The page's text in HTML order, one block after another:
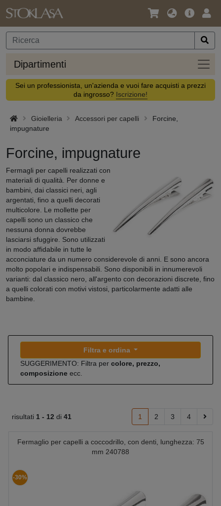
Lingua
Valuta
Offerta
Dipartimenti
Sei un professionista, un'azienda e vuoi fare acquisti a prezzi
da ingrosso? Iscrizione!
Gioielleria Accessori per capelli
Forcine,
impugnature
Forcine, impugnature
Fermagli per capelli realizzati con
materiali di qualità. Per donne e
bambini, dai classici neri, agli
argentati, fino a quelli decorati
multicolore. Le mollette per
capelli sono un classico che
nessuna donna dovrebbe
lasciarsi sfuggire. Sono utilizzati
in modo affidabile in tutte le
acconciature da un numero considerevole di anni. E sono ancora
molto popolari e indispensabili. Sono disponibili in innumerevoli
varianti: dal classico nero, all'argento con decorazioni discrete, fino
a quelli colorati con motivi vistosi, particolarmente adatti alle
bambine.
Filtra e ordina
SUGGERIMENTO: Filtra per colore, prezzo,
composizione ecc.
risultati 1 - 12 di 41 1 2 3 4
Fermaglio per capelli a coccodrillo, con denti, lunghezza: 75
mm 240788
-30%